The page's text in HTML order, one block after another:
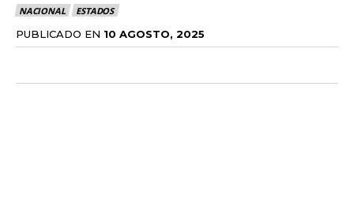
NACIONAL ESTADOS
PUBLICADO EN 10 AGOSTO, 2025